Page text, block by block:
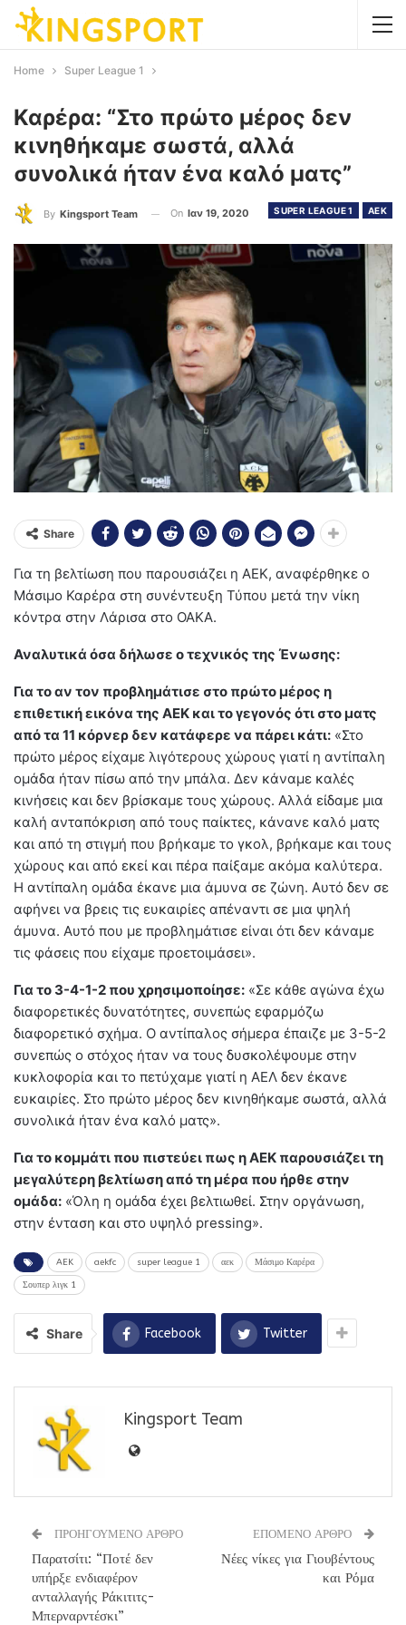
Home Super League 1
Καρέρα: “Στο πρώτο μέρος δεν
κινηθήκαμε σωστά, αλλά
συνολικά ήταν ένα καλό ματς”
SUPER LEAGUE 1 AEK
By Kingsport Team On Ιαν 19, 2020
Share
Για τη βελτίωση που παρουσιάζει η ΑΕΚ, αναφέρθηκε ο
Μάσιμο Καρέρα στη συνέντευξη Τύπου μετά την νίκη
κόντρα στην Λάρισα στο ΟΑΚΑ.
Αναλυτικά όσα δήλωσε ο τεχνικός της Ένωσης:
Για το αν τον προβλημάτισε στο πρώτο μέρος η
επιθετική εικόνα της ΑΕΚ και το γεγονός ότι στο ματς
από τα 11 κόρνερ δεν κατάφερε να πάρει κάτι: «Στο
πρώτο μέρος είχαμε λιγότερους χώρους γιατί η αντίπαλη
ομάδα ήταν πίσω από την μπάλα. Δεν κάναμε καλές
κινήσεις και δεν βρίσκαμε τους χώρους. Αλλά είδαμε μια
καλή ανταπόκριση από τους παίκτες, κάνανε καλό ματς
και από τη στιγμή που βρήκαμε το γκολ, βρήκαμε και τους
χώρους και από εκεί και πέρα παίξαμε ακόμα καλύτερα.
Η αντίπαλη ομάδα έκανε μια άμυνα σε ζώνη. Αυτό δεν σε
αφήνει να βρεις τις ευκαιρίες απέναντι σε μια ψηλή
άμυνα. Αυτό που με προβλημάτισε είναι ότι δεν κάναμε
τις φάσεις που είχαμε προετοιμάσει».
Για το 3-4-1-2 που χρησιμοποίησε: «Σε κάθε αγώνα έχω
διαφορετικές δυνατότητες, συνεπώς εφαρμόζω
διαφορετικό σχήμα. Ο αντίπαλος σήμερα έπαιζε με 3-5-2
συνεπώς ο στόχος ήταν να τους δυσκολέψουμε στην
κυκλοφορία και το πετύχαμε γιατί η ΑΕΛ δεν έκανε
ευκαιρίες. Στο πρώτο μέρος δεν κινηθήκαμε σωστά, αλλά
συνολικά ήταν ένα καλό ματς».
Για το κομμάτι που πιστεύει πως η ΑΕΚ παρουσιάζει τη
μεγαλύτερη βελτίωση από τη μέρα που ήρθε στην
ομάδα: «Όλη η ομάδα έχει βελτιωθεί. Στην οργάνωση,
στην ένταση και στο υψηλό pressing».
AEK aekfc super league 1 αεκ Μάσιμο Καρέρα
Σουπερ λιγκ 1
Share Facebook Twitter
Kingsport Team
ΠΡΟΗΓΟΥΜΕΝΟ ΑΡΘΡΟ
Παρατσίτι: “Ποτέ δεν
υπήρξε ενδιαφέρον
ανταλλαγής Ράκιτιτς-
Μπερναρντέσκι”
ΕΠΟΜΕΝΟ ΑΡΘΡΟ
Νέες νίκες για Γιουβέντους
και Ρόμα